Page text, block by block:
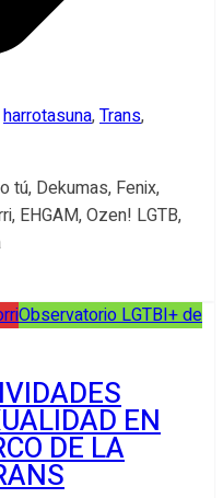
harrotasuna,Trans,
tú, Dekumas, Fenix,
EHGAM, Ozen! LGTB,
Observatorio LGTBI+ de
EN
DE LA